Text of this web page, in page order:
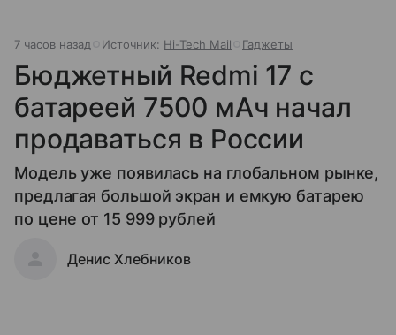
7 часов назад Источник: Hi-Tech Mail Гаджеты
Бюджетный Redmi 17 с
батареей 7500 мАч начал
продаваться в России
Модель уже появилась на глобальном рынке,
предлагая большой экран и емкую батарею
по цене от 15 999 рублей
Денис Хлебников